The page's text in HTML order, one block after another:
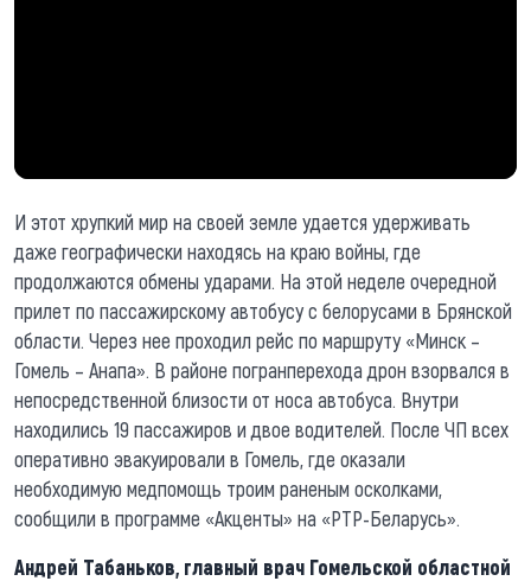
И этот хрупкий мир на своей земле удается удерживать
даже географически находясь на краю войны, где
продолжаются обмены ударами. На этой неделе очередной
прилет по пассажирскому автобусу с белорусами в Брянской
области. Через нее проходил рейс по маршруту «Минск –
Гомель – Анапа». В районе погранперехода дрон взорвался в
непосредственной близости от носа автобуса. Внутри
находились 19 пассажиров и двое водителей. После ЧП всех
оперативно эвакуировали в Гомель, где оказали
необходимую медпомощь троим раненым осколками,
сообщили в программе «Акценты» на «РТР-Беларусь».
Андрей Табаньков, главный врач Гомельской областной